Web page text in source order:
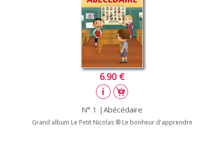
6.90 €
N° 1 |Abécédaire
Grand album Le Petit Nicolas ® Le bonheur d'apprendre